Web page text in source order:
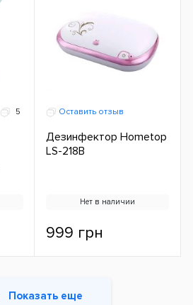
5 Оставить отзыв
Дезинфектор Hometop
LS-218B
Нет в наличии
999 грн
Показать еще